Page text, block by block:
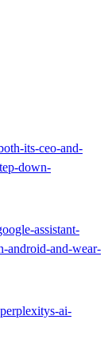
its-ceo-and-
down-
assistant-
android-and-wear-
ai-